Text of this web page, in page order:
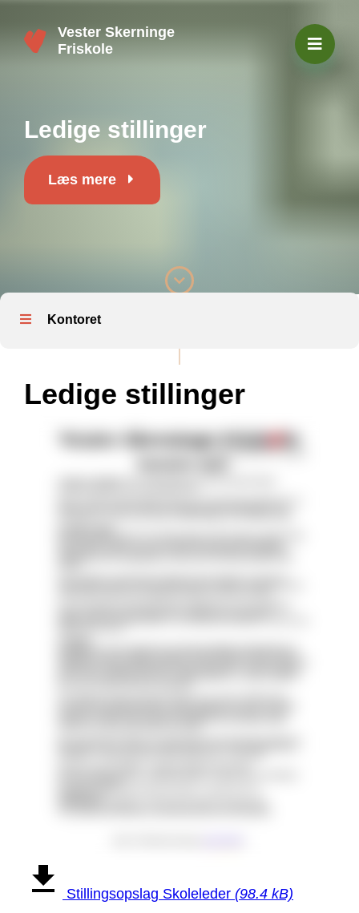
Vester Skerninge
Friskole
Ledige stillinger
Læs mere
Kontoret
Ledige stillinger
Stillingsopslag Skoleleder (98.4 kB)